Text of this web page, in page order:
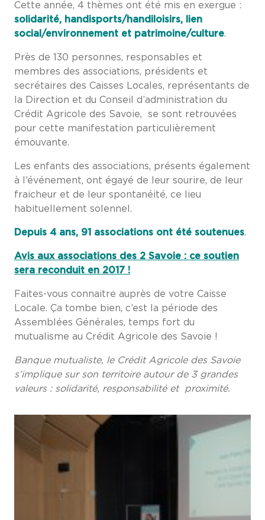
Cette année, 4 thèmes ont été mis en exergue :
solidarité, handisports/handiloisirs, lien
social/environnement et patrimoine/culture.
Près de 130 personnes, responsables et
membres des associations, présidents et
secrétaires des Caisses Locales, représentants de
la Direction et du Conseil d’administration du
Crédit Agricole des Savoie, se sont retrouvées
pour cette manifestation particulièrement
émouvante.
Les enfants des associations, présents également
à l’événement, ont égayé de leur sourire, de leur
fraicheur et de leur spontanéité, ce lieu
habituellement solennel.
Depuis 4 ans, 91 associations ont été soutenues.
Avis aux associations des 2 Savoie : ce soutien
sera reconduit en 2017 !
Faites-vous connaitre auprès de votre Caisse
Locale. Ça tombe bien, c’est la période des
Assemblées Générales, temps fort du
mutualisme au Crédit Agricole des Savoie !
Banque mutualiste, le Crédit Agricole des Savoie
s’implique sur son territoire autour de 3 grandes
valeurs : solidarité, responsabilité et proximité.